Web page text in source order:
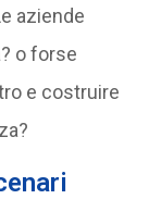
aziende
o forse
e costruire